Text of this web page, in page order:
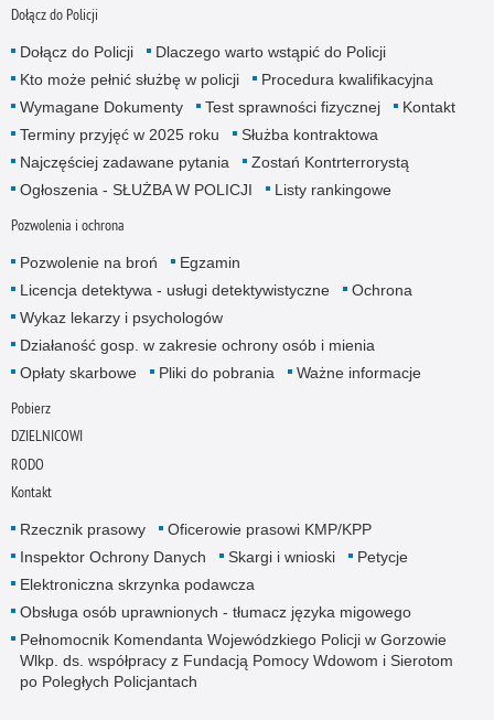
Dołącz do Policji
Dołącz do Policji
Dlaczego warto wstąpić do Policji
Kto może pełnić służbę w policji
Procedura kwalifikacyjna
Wymagane Dokumenty
Test sprawności fizycznej
Kontakt
Terminy przyjęć w 2025 roku
Służba kontraktowa
Najczęściej zadawane pytania
Zostań Kontrterrorystą
Ogłoszenia - SŁUŻBA W POLICJI
Listy rankingowe
Pozwolenia i ochrona
Pozwolenie na broń
Egzamin
Licencja detektywa - usługi detektywistyczne
Ochrona
Wykaz lekarzy i psychologów
Działaność gosp. w zakresie ochrony osób i mienia
Opłaty skarbowe
Pliki do pobrania Ważne informacje
Pobierz
DZIELNICOWI
RODO
Kontakt
Rzecznik prasowy
Oficerowie prasowi KMP/KPP
Inspektor Ochrony Danych
Skargi i wnioski
Petycje
Elektroniczna skrzynka podawcza
Obsługa osób uprawnionych - tłumacz języka migowego
Pełnomocnik Komendanta Wojewódzkiego Policji w Gorzowie
Wlkp. ds. współpracy z Fundacją Pomocy Wdowom i Sierotom
po Poległych Policjantach